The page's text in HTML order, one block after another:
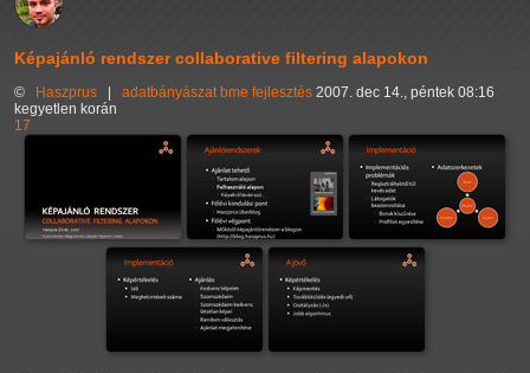
Képajánló rendszer collaborative filtering alapokon
© Haszprus adatbányászat bme fejlesztés 2007. dec 14., péntek 08:16
kegyetlen korán
17